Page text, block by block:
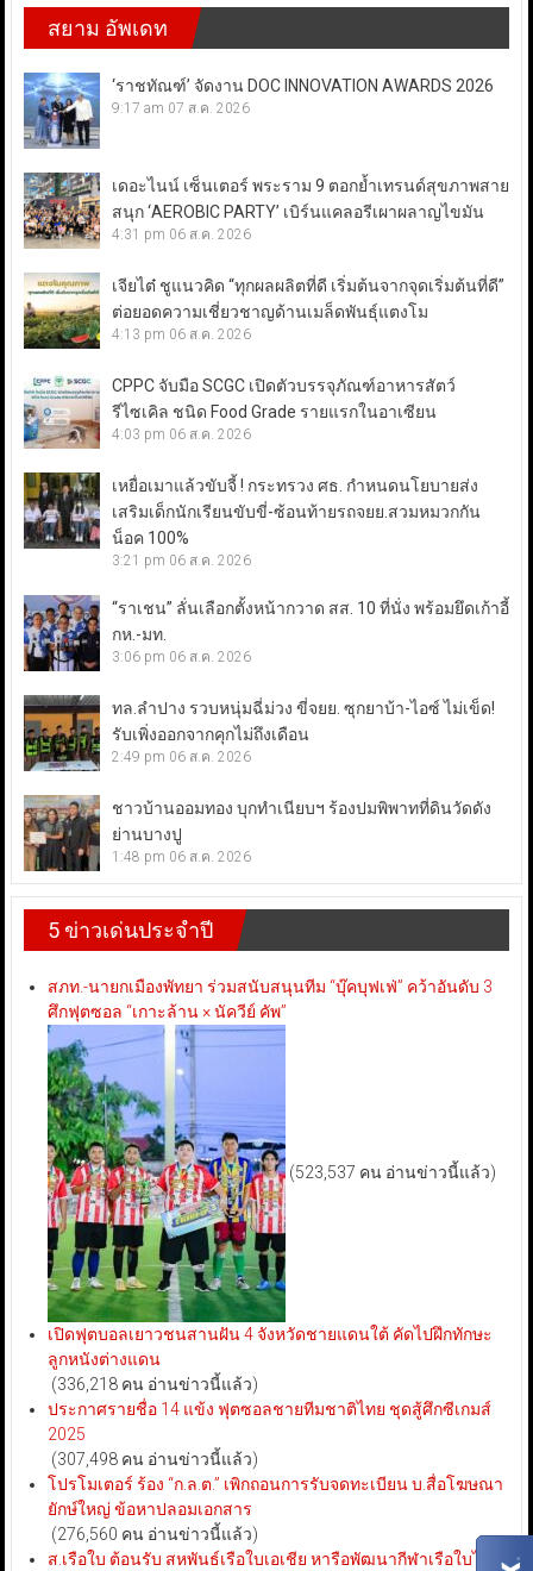
สยาม อัพเดท
‘ราชทัณฑ์’ จัดงาน DOC INNOVATION AWARDS 2026
9:17 am 07 ส.ค. 2026
เดอะไนน์ เซ็นเตอร์ พระราม 9 ตอกย้ำเทรนด์สุขภาพสาย
สนุก ‘AEROBIC PARTY’ เบิร์นแคลอรีเผาผลาญไขมัน
4:31 pm 06 ส.ค. 2026
เจียไต๋ ชูแนวคิด “ทุกผลผลิตที่ดี เริ่มต้นจากจุดเริ่มต้นที่ดี”
ต่อยอดความเชี่ยวชาญด้านเมล็ดพันธุ์แตงโม
4:13 pm 06 ส.ค. 2026
CPPC จับมือ SCGC เปิดตัวบรรจุภัณฑ์อาหารสัตว์
รีไซเคิล ชนิด Food Grade รายแรกในอาเซียน
4:03 pm 06 ส.ค. 2026
เหยื่อเมาแล้วขับจี้ ! กระทรวง ศธ. กำหนดนโยบายส่ง
เสริมเด็กนักเรียนขับขี่-ซ้อนท้ายรถจยย.สวมหมวกกัน
น็อค 100%
3:21 pm 06 ส.ค. 2026
“ราเชน” ลั่นเลือกตั้งหน้ากวาด สส. 10 ที่นั่ง พร้อมยึดเก้าอี้
กห.-มท.
3:06 pm 06 ส.ค. 2026
ทล.ลำปาง รวบหนุ่มฉี่ม่วง ขี่จยย. ซุกยาบ้า-ไอซ์ ไม่เข็ด!
รับเพิ่งออกจากคุกไม่ถึงเดือน
2:49 pm 06 ส.ค. 2026
ชาวบ้านออมทอง บุกทำเนียบฯ ร้องปมพิพาทที่ดินวัดดัง
ย่านบางปู
1:48 pm 06 ส.ค. 2026
5 ข่าวเด่นประจำปี
สภท.-นายกเมืองพัทยา ร่วมสนับสนุนทีม “บุ๊คบุฟเฟ่” คว้าอันดับ 3
ศึกฟุตซอล “เกาะล้าน × นัควีย์ คัพ”
(523,537 คน อ่านข่าวนี้แล้ว)
เปิดฟุตบอลเยาวชนสานฝัน 4 จังหวัดชายแดนใต้ คัดไปฝึกทักษะ
ลูกหนังต่างแดน
(336,218 คน อ่านข่าวนี้แล้ว)
ประกาศรายชื่อ 14 แข้ง ฟุตซอลชายทีมชาติไทย ชุดสู้ศึกซีเกมส์
2025
(307,498 คน อ่านข่าวนี้แล้ว)
โปรโมเตอร์ ร้อง “ก.ล.ต.” เพิกถอนการรับจดทะเบียน บ.สื่อโฆษณา
ยักษ์ใหญ่ ข้อหาปลอมเอกสาร
(276,560 คน อ่านข่าวนี้แล้ว)
ส.เรือใบ ต้อนรับ สหพันธ์เรือใบเอเชีย หารือพัฒนากีฬาเรือใบไทย-